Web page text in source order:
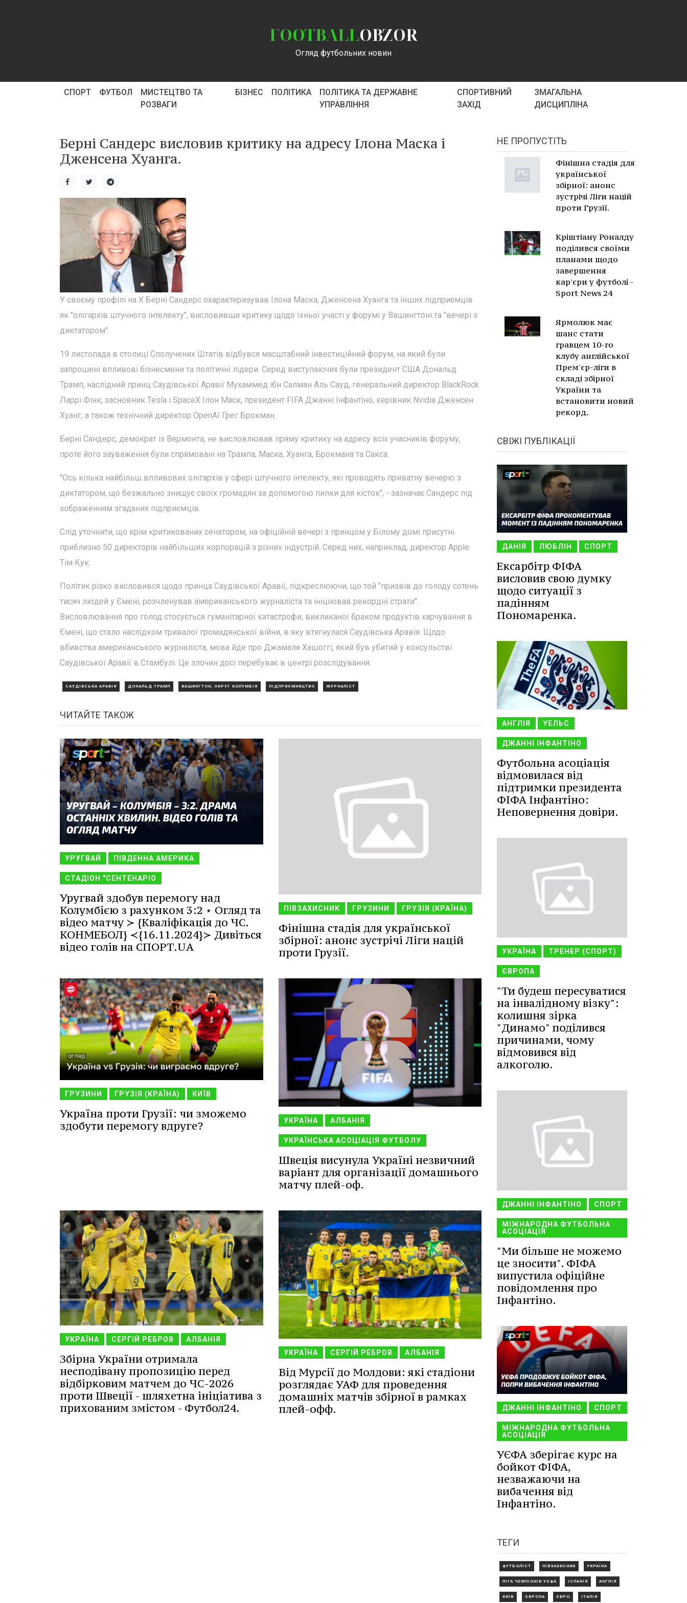
FOOTBALLOBZOR
Огляд футбольних новин
СПОРТ ФУТБОЛ
МИСТЕЦТВО ТА
РОЗВАГИ
БІЗНЕС ПОЛІТИКА
ПОЛІТИКА ТА ДЕРЖАВНЕ
УПРАВЛІННЯ
СПОРТИВНИЙ
ЗАХІД
ЗМАГАЛЬНА
ДИСЦИПЛІНА
Берні Сандерс висловив критику на адресу Ілона Маска і
Дженсена Хуанга.
У своєму профілі на X Берні Сандерс охарактеризував Ілона Маска, Дженсена Хуанга та інших підприємців
як "олігархів штучного інтелекту", висловивши критику щодо їхньої участі у форумі у Вашингтоні та "вечері з
диктатором".
19 листопада в столиці Сполучених Штатів відбувся масштабний інвестиційний форум, на який були
запрошені впливові бізнесмени та політичні лідери. Серед виступаючих були президент США Дональд
Трамп, наслідний принц Саудівської Аравії Мухаммед ібн Салман Аль Сауд, генеральний директор BlackRock
Ларрі Фінк, засновник Tesla і SpaceX Ілон Маск, президент FIFA Джанні Інфантіно, керівник Nvidia Дженсен
Хуанг, а також технічний директор OpenAI Грег Брокман.
Берні Сандерс, демократ із Вермонта, не висловлював пряму критику на адресу всіх учасників форуму,
проте його зауваження були спрямовані на Трампа, Маска, Хуанга, Брокмана та Сакса.
"Ось кілька найбільш впливових олігархів у сфері штучного інтелекту, які проводять приватну вечерю з
диктатором, що безжально знищує своїх громадян за допомогою пилки для кісток", - зазначає Сандерс під
зображенням згаданих підприємців.
Слід уточнити, що крім критикованих сенатором, на офіційній вечері з принцом у Білому домі присутні
приблизно 50 директорів найбільших корпорацій з різних індустрій. Серед них, наприклад, директор Apple
Тім Кук.
Політик різко висловився щодо принца Саудівської Аравії, підкреслюючи, що той "призвів до голоду сотень
тисяч людей у Ємені, розчленував американського журналіста та ініціював рекордні страти".
Висловлювання про голод стосується гуманітарної катастрофи, викликаної браком продуктів харчування в
Ємені, що стало наслідком тривалої громадянської війни, в яку втягнулася Саудівська Аравія. Щодо
вбивства американського журналіста, мова йде про Джамаля Хашоггі, який був убитий у консульстві
Саудівської Аравії в Стамбулі. Це злочин досі перебуває в центрі розслідування.
САУДІВСЬКА АРАВІЯ ДОНАЛЬД ТРАМП ВАШИНГТОН, ОКРУГ КОЛУМБІЯ ПІДПРИЄМНИЦТВО ЖУРНАЛІСТ
ЧИТАЙТЕ ТАКОЖ
УРУГВАЙ ПІВДЕННА АМЕРИКА
СТАДІОН "СЕНТЕНАРІО
Уругвай здобув перемогу над
Колумбією з рахунком 3:2 ⋆ Огляд та
відео матчу ≻ {Кваліфікація до ЧС.
КОНМЕБОЛ} ≺{16.11.2024}≻ Дивіться
відео голів на СПОРТ.UA
ПІВЗАХИСНИК ГРУЗИНИ ГРУЗІЯ (КРАЇНА)
Фінішна стадія для української
збірної: анонс зустрічі Ліги націй
проти Грузії.
ГРУЗИНИ ГРУЗІЯ (КРАЇНА) КИЇВ
Україна проти Грузії: чи зможемо
здобути перемогу вдруге?
УКРАЇНА АЛБАНІЯ
УКРАЇНСЬКА АСОЦІАЦІЯ ФУТБОЛУ
Швеція висунула Україні незвичний
варіант для організації домашнього
матчу плей-оф.
УКРАЇНА СЕРГІЙ РЕБРОВ АЛБАНІЯ
Збірна України отримала
несподівану пропозицію перед
відбірковим матчем до ЧС-2026
проти Швеції - шляхетна ініціатива з
прихованим змістом - Футбол24.
УКРАЇНА СЕРГІЙ РЕБРОВ АЛБАНІЯ
Від Мурсії до Молдови: які стадіони
розглядає УАФ для проведення
домашніх матчів збірної в рамках
плей-офф.
НЕ ПРОПУСТІТЬ
Фінішна стадія для
української
збірної: анонс
зустрічі Ліги націй
проти Грузії.
Кріштіану Роналду
поділився своїми
планами щодо
завершення
кар'єри у футболі -
Sport News 24
Ярмолюк має
шанс стати
гравцем 10-го
клубу англійської
Прем'єр-ліги в
складі збірної
України та
встановити новий
рекорд.
СВІЖІ ПУБЛІКАЦІЇ
ДАНІЯ ЛЮБЛІН СПОРТ
Ексарбітр ФІФА
висловив свою думку
щодо ситуації з
падінням
Пономаренка.
АНГЛІЯ УЕЛЬС
ДЖАННІ ІНФАНТІНО
Футбольна асоціація
відмовилася від
підтримки президента
ФІФА Інфантіно:
Неповернення довіри.
УКРАЇНА ТРЕНЕР (СПОРТ)
ЄВРОПА
"Ти будеш пересуватися
на інвалідному візку":
колишня зірка
"Динамо" поділився
причинами, чому
відмовився від
алкоголю.
ДЖАННІ ІНФАНТІНО СПОРТ
МІЖНАРОДНА ФУТБОЛЬНА
АСОЦІАЦІЯ
"Ми більше не можемо
це зносити". ФІФА
випустила офіційне
повідомлення про
Інфантіно.
ДЖАННІ ІНФАНТІНО СПОРТ
МІЖНАРОДНА ФУТБОЛЬНА
АСОЦІАЦІЯ
УЄФА зберігає курс на
бойкот ФІФА,
незважаючи на
вибачення від
Інфантіно.
ТЕГИ
ФУТБОЛІСТ ПІВЗАХИСНИК УКРАЇНА
ЛІГА ЧЕМПІОНІВ УЄФА ІСПАНІЯ АНГЛІЯ
КИЇВ ЄВРОПА ЄВРО ІТАЛІЯ